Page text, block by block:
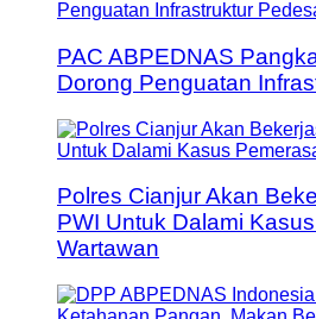
PAC ABPEDNAS
Dorong Penguatan
Polres Cianjur Akan
PWI Untuk Dalami
Wartawan